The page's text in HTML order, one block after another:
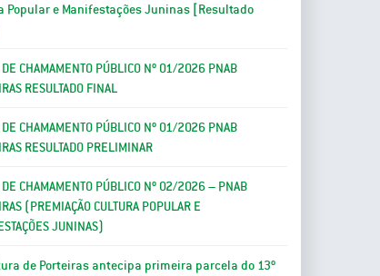
Popular e Manifestações Juninas [Resultado
DE CHAMAMENTO PÚBLICO Nº 01/2026 PNAB
RESULTADO FINAL
DE CHAMAMENTO PÚBLICO Nº 01/2026 PNAB
RESULTADO PRELIMINAR
DE CHAMAMENTO PÚBLICO Nº 02/2026 – PNAB
(PREMIAÇÃO CULTURA POPULAR E
JUNINAS)
de Porteiras antecipa primeira parcela do 13º